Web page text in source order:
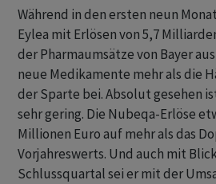
Während in den ersten neun
Eylea mit Erlösen von 5,7
der Pharmaumsätze von Bayer
neue Medikamente mehr als die
der Sparte bei. Absolut gesehen
sehr gering. Die Nubeqa-Erlöse
Millionen Euro auf mehr als das
Vorjahreswerts. Und auch mit
Schlussquartal sei er mit der